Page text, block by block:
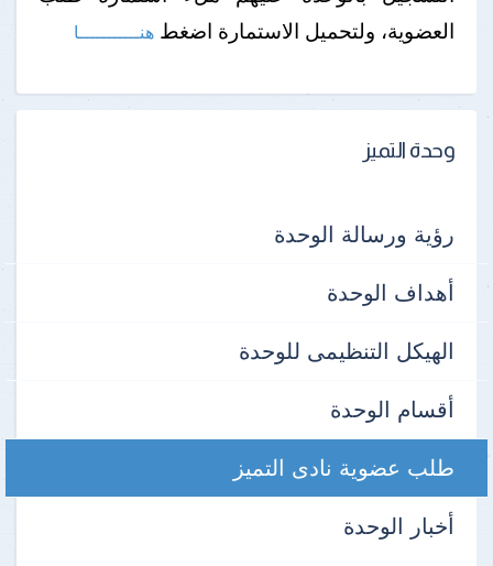
العضوية، ولتحميل الاستمارة اضغط هنـــــــــــا
وحدة التميز
رؤية ورسالة الوحدة
أهداف الوحدة
الهيكل التنظيمى للوحدة
أقسام الوحدة
طلب عضوية نادى التميز
أخبار الوحدة